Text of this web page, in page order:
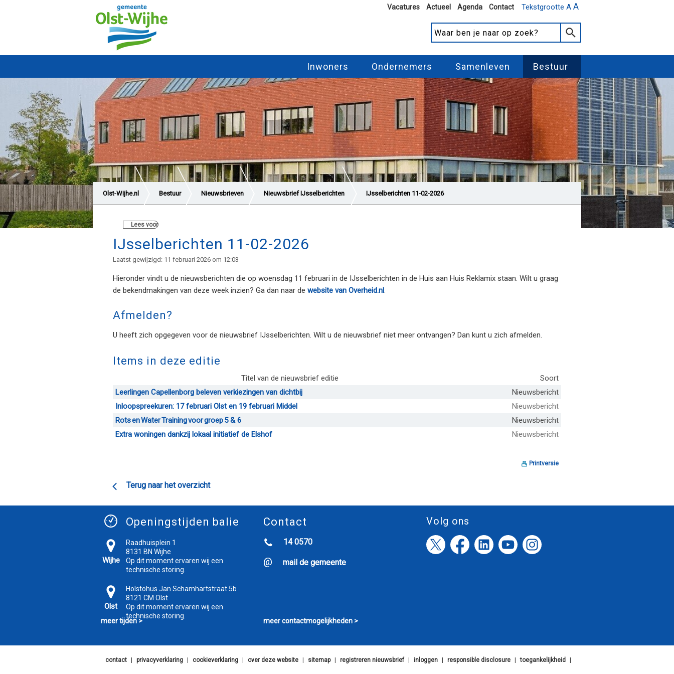
Tekstgrootte A A
Vacatures Actueel Agenda Contact
Inwoners Ondernemers Samenleven Bestuur
Olst-Wijhe.nl Bestuur Nieuwsbrieven Nieuwsbrief IJsselberichten IJsselberichten 11-02-2026
Lees voor
IJsselberichten 11-02-2026
Laatst gewijzigd: 11 februari 2026 om 12:03
Hieronder vindt u de nieuwsberichten die op woensdag 11 februari in de IJsselberichten in de Huis aan Huis Reklamix staan. Wilt u graag
de bekendmakingen van deze week inzien? Ga dan naar de website van Overheid.nl.
Afmelden?
U heeft zich opgegeven voor de nieuwsbrief IJsselberichten. Wilt u de nieuwsbrief niet meer ontvangen? Dan kunt u zich afmelden.
Items in deze editie
Titel van de nieuwsbrief editie
Soort
Leerlingen Capellenborg beleven verkiezingen van dichtbij
Nieuwsbericht
Inloopspreekuren: 17 februari Olst en 19 februari Middel
Nieuwsbericht
Rots en Water Training voor groep 5 & 6
Nieuwsbericht
Extra woningen dankzij lokaal initiatief de Elshof
Nieuwsbericht
Printversie
Terug naar het overzicht
Openingstijden balie
Wijhe
Raadhuisplein 1
8131 BN Wijhe
Op dit moment ervaren wij een
technische storing.
Olst
Holstohus Jan Schamhartstraat 5b
8121 CM Olst
Op dit moment ervaren wij een
technische storing.
meer tijden >
Contact
14 0570
mail de gemeente
meer contactmogelijkheden >
Volg ons
contact privacyverklaring cookieverklaring over deze website sitemap registreren nieuwsbrief inloggen responsible disclosure toegankelijkheid